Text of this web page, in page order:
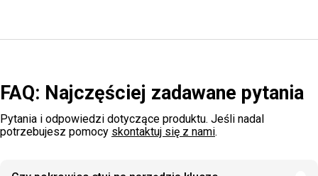
FAQ: Najczęściej zadawane pytania
Pytania i odpowiedzi dotyczące produktu. Jeśli nadal
potrzebujesz pomocy skontaktuj się z nami.